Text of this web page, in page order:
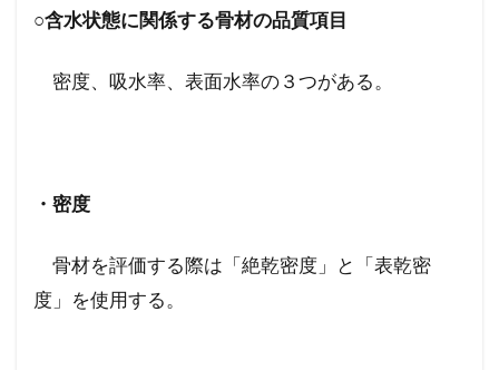
○含水状態に関係する骨材の品質項目
密度、吸水率、表面水率の３つがある。
・密度
骨材を評価する際は「絶乾密度」と「表乾密
度」を使用する。